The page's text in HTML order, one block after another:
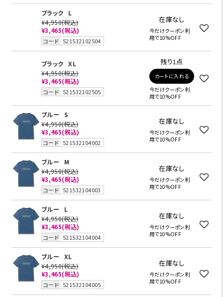
ブラック
L
¥4,950(税込)
¥3,465(税込)
コード 521532102504
在庫なし
今だけクーポン利
用で10%OFF
ブラック
XL
¥4,950(税込)
¥3,465(税込)
コード 521532102505
残り1点
カートに入れる
今だけクーポン利
用で10%OFF
ブルー
S
¥4,950(税込)
¥3,465(税込)
コード 521532104002
在庫なし
今だけクーポン利
用で10%OFF
ブルー
M
¥4,950(税込)
¥3,465(税込)
コード 521532104003
在庫なし
今だけクーポン利
用で10%OFF
ブルー
L
¥4,950(税込)
¥3,465(税込)
コード 521532104004
在庫なし
今だけクーポン利
用で10%OFF
ブルー
XL
¥4,950(税込)
¥3,465(税込)
コード 521532104005
在庫なし
今だけクーポン利
用で10%OFF